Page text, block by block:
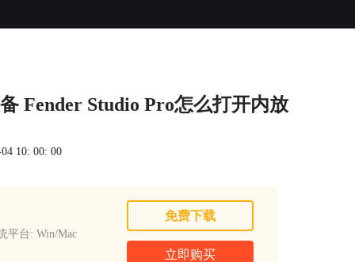
Fender Studio Pro怎么打开内放
10: 00: 00
平台: Win/Mac
免费下载
立即购买